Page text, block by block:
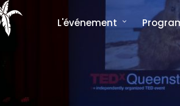
L'événement
La soirée
Nos Partenaires en 2025
Les